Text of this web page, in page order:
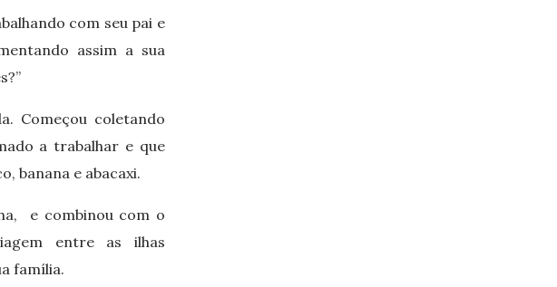
com seu pai e
assim a sua
Começou coletando
a trabalhar e que
banana e abacaxi.
e combinou com o
entre as ilhas
família.